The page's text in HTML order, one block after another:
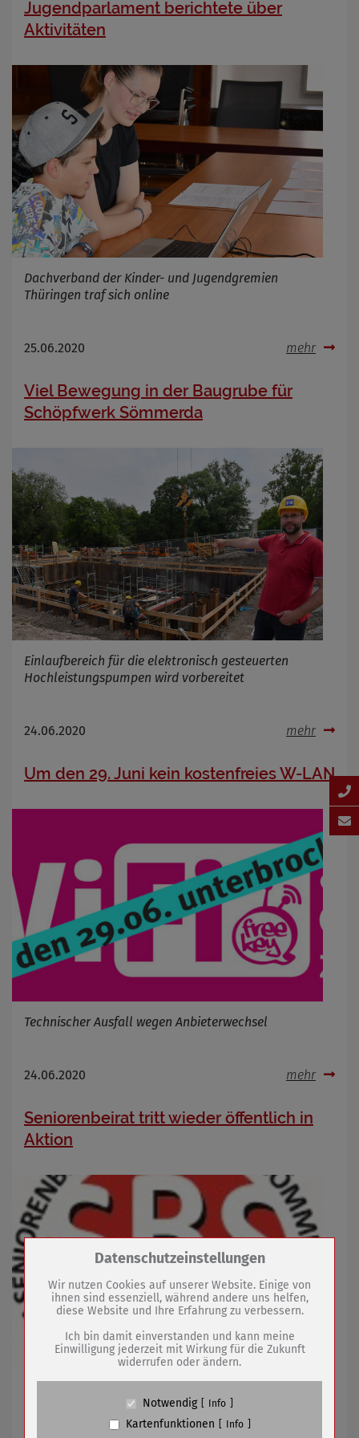
Jugendparlament berichtete über
Aktivitäten
Dachverband der Kinder- und Jugendgremien
Thüringen traf sich online
25.06.2020 mehr
Viel Bewegung in der Baugrube für
Schöpfwerk Sömmerda
Einlaufbereich für die elektronisch gesteuerten
Hochleistungspumpen wird vorbereitet
24.06.2020 mehr
Um den 29. Juni kein kostenfreies W-LAN
Technischer Ausfall wegen Anbieterwechsel
24.06.2020 mehr
Seniorenbeirat tritt wieder öffentlich in
Aktion
Zum Betrieb der Seite notwendige Cookies /
Name
PHP Session Cookie
Anbieter
Eigentümer dieser Website (Wenko-
Wenselaar GmbH & Co. KG)
Absicherung Kontaktformular / SPAM
Datenschutzeinstellungen
Wir nutzen Cookies auf unserer Website. Einige von
ihnen sind essenziell, während andere uns helfen,
diese Website und Ihre Erfahrung zu verbessern.
Ich bin damit einverstanden und kann meine
Einwilligung jederzeit mit Wirkung für die Zukunft
widerrufen oder ändern.
Notwendig Info
Kartenfunktionen Info